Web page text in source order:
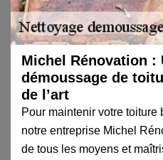
Michel Rénovation :
démoussage de
de l’art
Pour maintenir votre toiture
notre entreprise Michel
de tous les moyens et